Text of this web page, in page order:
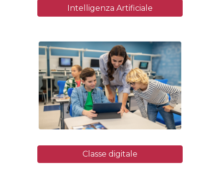
Intelligenza Artificiale
Classe digitale